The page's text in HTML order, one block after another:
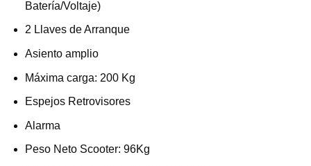
Batería/Voltaje)
2 Llaves de Arranque
Asiento amplio
Máxima carga: 200 Kg
Espejos Retrovisores
Alarma
Peso Neto Scooter: 96Kg